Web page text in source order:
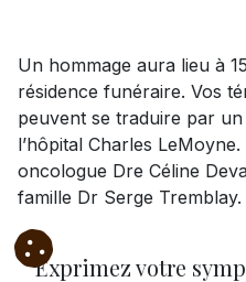
Un hommage aura lieu à
résidence funéraire. Vos
peuvent se traduire par
l’hôpital Charles
oncologue Dre Céline
famille Dr Serge Tremblay.
Exprimez votre